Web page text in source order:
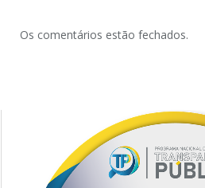
Os comentários estão fechados.